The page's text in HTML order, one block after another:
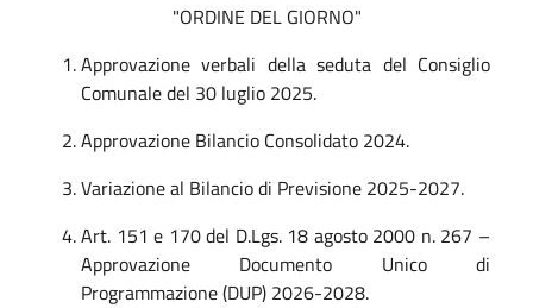
"ORDINE DEL GIORNO"
Approvazione verbali della seduta del Consiglio
Comunale del 30 luglio 2025.
Approvazione Bilancio Consolidato 2024.
Variazione al Bilancio di Previsione 2025-2027.
Art. 151 e 170 del D.Lgs. 18 agosto 2000 n. 267 –
Approvazione Documento Unico di
Programmazione (DUP) 2026-2028.